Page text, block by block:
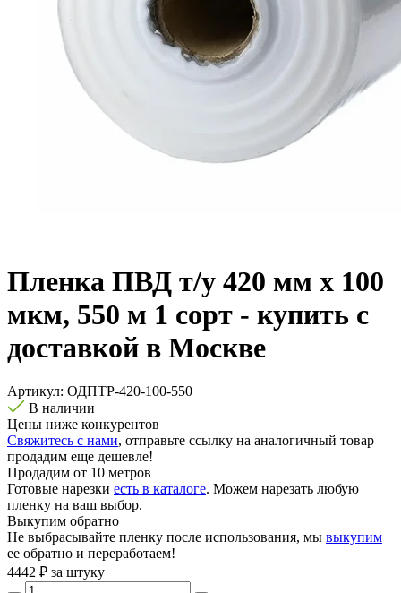
Пленка ПВД т/у 420 мм х 100
мкм, 550 м 1 сорт - купить с
доставкой в Москве
Артикул: ОДПТР-420-100-550
В наличии
Цены ниже конкурентов
Свяжитесь с нами, отправьте ссылку на аналогичный товар
продадим еще дешевле!
Продадим от 10 метров
Готовые нарезки есть в каталоге. Можем нарезать любую
пленку на ваш выбор.
Выкупим обратно
Не выбрасывайте пленку после использования, мы выкупим
ее обратно и переработаем!
4442 ₽ за штуку